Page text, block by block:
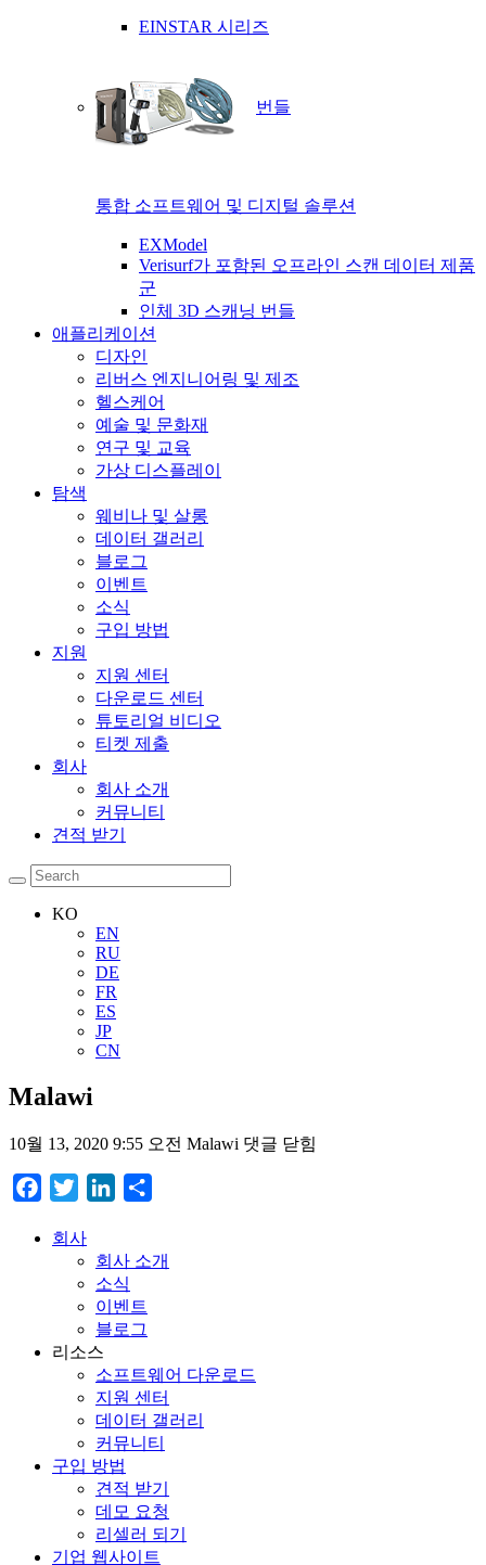
EINSTAR 시리즈
번들
통합 소프트웨어 및 디지털 솔루션
EXModel
Verisurf가 포함된 오프라인 스캔 데이터 제품
군
인체 3D 스캐닝 번들
애플리케이션
디자인
리버스 엔지니어링 및 제조
헬스케어
예술 및 문화재
연구 및 교육
가상 디스플레이
탐색
웨비나 및 살롱
데이터 갤러리
블로그
이벤트
소식
구입 방법
지원
지원 센터
다운로드 센터
튜토리얼 비디오
티켓 제출
회사
회사 소개
커뮤니티
견적 받기
KO
EN
RU
DE
FR
ES
JP
CN
Malawi
10월 13, 2020 9:55 오전 Malawi 댓글 닫힘
Facebook
Twitter LinkedIn
회사
회사 소개
소식
이벤트
블로그
리소스
소프트웨어 다운로드
지원 센터
데이터 갤러리
커뮤니티
구입 방법
견적 받기
데모 요청
리셀러 되기
기업 웹사이트